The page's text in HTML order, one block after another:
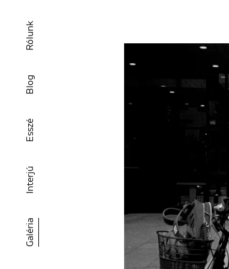
Galéria
Interjú
Esszé
Blog
Rólunk